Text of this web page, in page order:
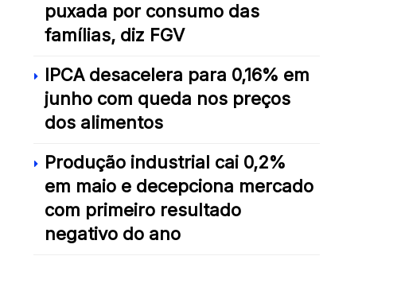
puxada por consumo das
famílias, diz FGV
IPCA desacelera para 0,16% em
junho com queda nos preços
dos alimentos
Produção industrial cai 0,2%
em maio e decepciona mercado
com primeiro resultado
negativo do ano